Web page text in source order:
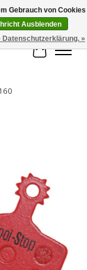
Ihr
Gebrauch von Cookies
Ausblenden
»